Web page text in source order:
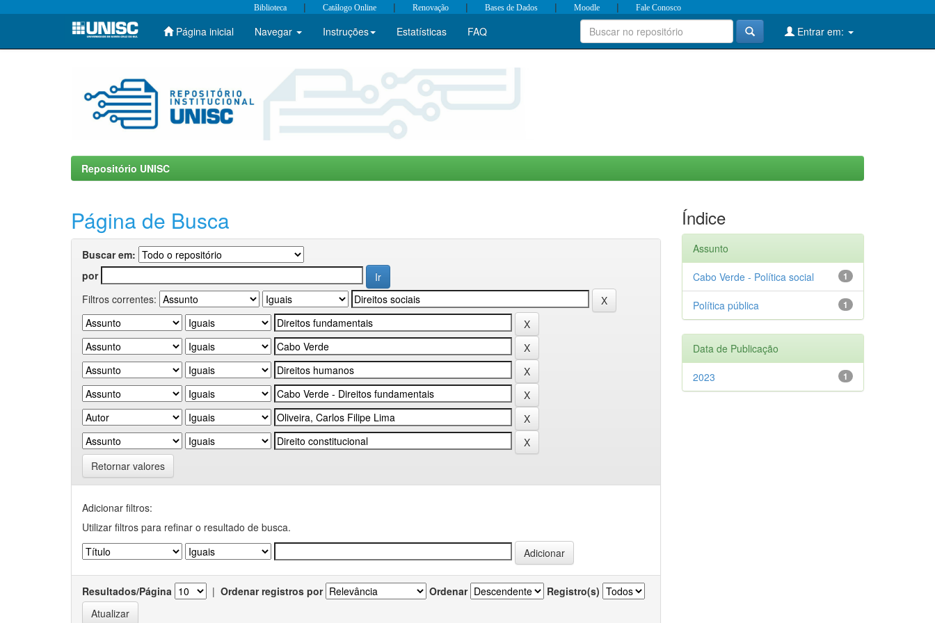
Skip
Biblioteca | Catálogo Online | Renovação | Bases de Dados | Moodle | Fale Conosco
Página inicial Navegar Instruções Estatísticas FAQ Entrar em:
Repositório UNISC
Página de Busca
Buscar em:
por
Filtros correntes:
Retornar valores
Adicionar filtros:
Utilizar filtros para refinar o resultado de busca.
Resultados/Página | Ordenar registros por Ordenar Registro(s)
Índice
Assunto
1
Cabo Verde - Política social
1
Política pública
Data de Publicação
1
2023